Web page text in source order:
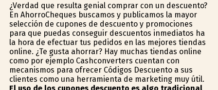
¿Verdad que resulta genial comprar con un descuento?
En AhorroCheques buscamos y publicamos la mayor
selección de cupones de descuento y promociones
para que puedas conseguir descuentos inmediatos ha
la hora de efectuar tus pedidos en las mejores tiendas
online. ¿Te gusta ahorrar? Hay muchas tiendas online
como por ejemplo Cashconverters cuentan con
mecanismos para ofrecer Códigos Descuento a sus
clientes como una herramienta de marketing muy útil.
El uso de los cupones descuento es algo tradicional